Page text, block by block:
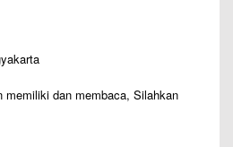
memiliki dan membaca, Silahkan